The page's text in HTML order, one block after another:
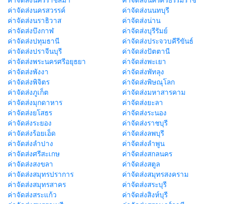
ค่าจัดส่งนครสวรรค์
ค่าจัดส่งนนทบุรี
ค่าจัดส่งนราธิวาส
ค่าจัดส่งน่าน
ค่าจัดส่งบึงกาฬ
ค่าจัดส่งบุรีรัมย์
ค่าจัดส่งปทุมธานี
ค่าจัดส่งประจวบคีรีขันธ์
ค่าจัดส่งปราจีนบุรี
ค่าจัดส่งปัตตานี
ค่าจัดส่งพระนครศรีอยุธยา
ค่าจัดส่งพะเยา
ค่าจัดส่งพังงา
ค่าจัดส่งพัทลุง
ค่าจัดส่งพิจิตร
ค่าจัดส่งพิษณุโลก
ค่าจัดส่งภูเก็ต
ค่าจัดส่งมหาสารคาม
ค่าจัดส่งมุกดาหาร
ค่าจัดส่งยะลา
ค่าจัดส่งยโสธร
ค่าจัดส่งระนอง
ค่าจัดส่งระยอง
ค่าจัดส่งราชบุรี
ค่าจัดส่งร้อยเอ็ด
ค่าจัดส่งลพบุรี
ค่าจัดส่งลำปาง
ค่าจัดส่งลำพูน
ค่าจัดส่งศรีสะเกษ
ค่าจัดส่งสกลนคร
ค่าจัดส่งสงขลา
ค่าจัดส่งสตูล
ค่าจัดส่งสมุทรปราการ
ค่าจัดส่งสมุทรสงคราม
ค่าจัดส่งสมุทรสาคร
ค่าจัดส่งสระบุรี
ค่าจัดส่งสระแก้ว
ค่าจัดส่งสิงห์บุรี